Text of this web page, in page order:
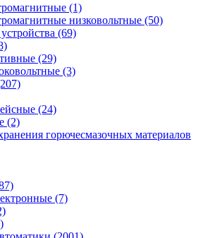
(1)
низковольтные (50)
(69)
(29)
(3)
(24)
(2)
горючесмазочных материалов
(7)